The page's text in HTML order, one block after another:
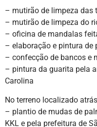
– mutirão de limpeza das
– mutirão de limpeza do
– oficina de mandalas
– elaboração e pintura
– confecção de bancos e
– pintura da guarita pela
Carolina
No terreno localizado
– plantio de mudas de
KKL e pela prefeitura de